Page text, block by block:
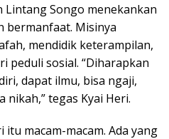
Lintang Songo menekankan
bermanfaat. Misinya
mendidik keterampilan,
peduli sosial. “Diharapkan
dapat ilmu, bisa ngaji,
tegas Kyai Heri.
macam-macam. Ada yang